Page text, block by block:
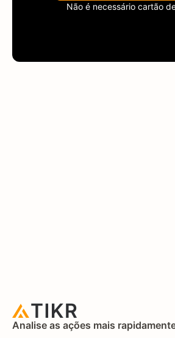
Não é necessário cartão
Analise as ações mais